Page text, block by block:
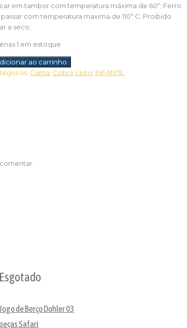
em tambor com temperatura máxima de 60º; Ferro
com temperatura maxima de 110º C; Proibido
a seco;
1 em estoque
ao carrinho
Cama, Cobre Leito, INFANTIL
de Berço Dohler 03
Safari